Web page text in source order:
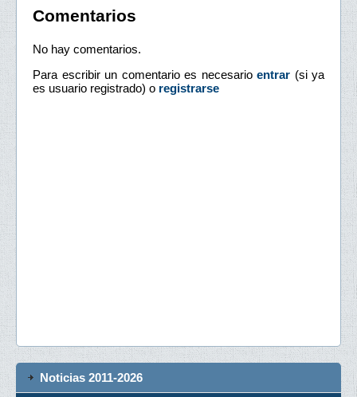
Comentarios
No hay comentarios.
Para escribir un comentario es necesario entrar (si ya
es usuario registrado) o registrarse
Noticias 2011-2026